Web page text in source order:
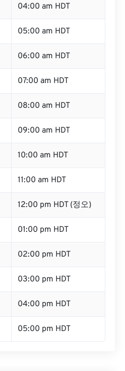
04:00 am HDT
05:00 am HDT
06:00 am HDT
07:00 am HDT
08:00 am HDT
09:00 am HDT
10:00 am HDT
11:00 am HDT
12:00 pm HDT (정오)
01:00 pm HDT
02:00 pm HDT
03:00 pm HDT
04:00 pm HDT
05:00 pm HDT